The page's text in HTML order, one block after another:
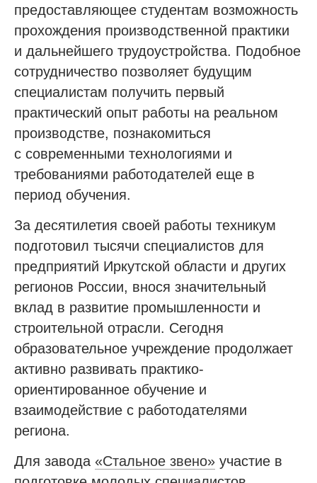
предоставляющее студентам возможность
прохождения производственной практики
и дальнейшего трудоустройства. Подобное
сотрудничество позволяет будущим
специалистам получить первый
практический опыт работы на реальном
производстве, познакомиться
с современными технологиями и
требованиями работодателей еще в
период обучения.
За десятилетия своей работы техникум
подготовил тысячи специалистов для
предприятий Иркутской области и других
регионов России, внося значительный
вклад в развитие промышленности и
строительной отрасли. Сегодня
образовательное учреждение продолжает
активно развивать практико-
ориентированное обучение и
взаимодействие с работодателями
региона.
Для завода «Стальное звено» участие в